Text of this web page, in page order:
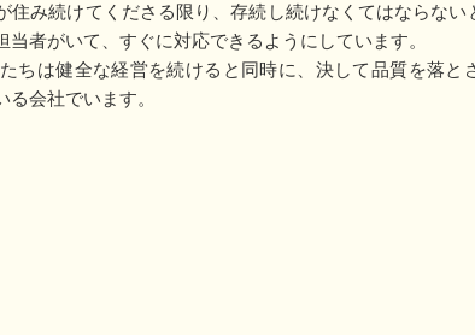
住み続けてくださる限り、存続し続けなくてはならない
者がいて、すぐに対応できるようにしています。
ちは健全な経営を続けると同時に、決して品質を落と
会社でいます。